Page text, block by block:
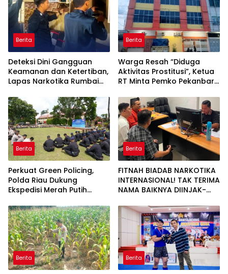
Berita
Deteksi Dini Gangguan
Keamanan dan Ketertiban,
Lapas Narkotika Rumbai
Hunian
Berita
Warga Resah “Diduga
Aktivitas Prostitusi”, Ketua
RT Minta Pemko Pekanbaru
Aktivitas Z Homestay di
Jalan Tanjung Datuk
Berita
Perkuat Green Policing,
Polda Riau Dukung
Ekspedisi Merah Putih
Penanaman Mangrove
Berita
FITNAH BIADAB NARKOTIKA
INTERNASIONAL! TAK TERIMA
NAMA BAIKNYA DIINJAK-
DECLARE WAR: SIAP Bantai
DAN SERET AKUN PEMBUNUH
KARAKTER KE PENJARA
POLDA KEPRI!
Berita Berita